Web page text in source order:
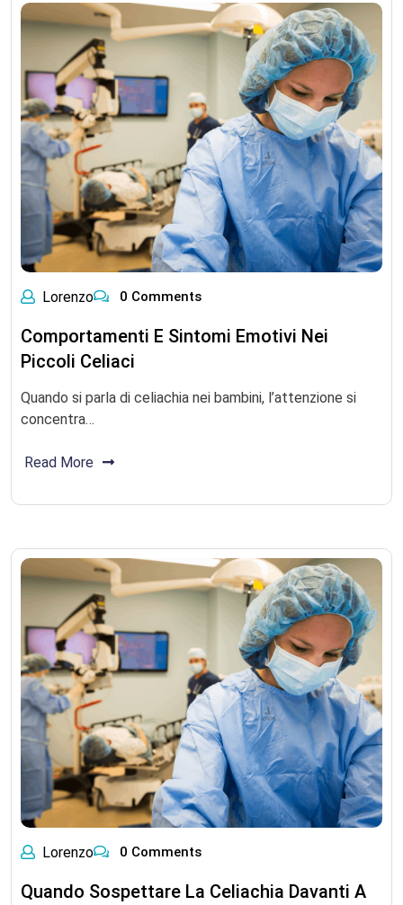
Lorenzo 0 Comments
Comportamenti E Sintomi Emotivi Nei
Piccoli Celiaci
Quando si parla di celiachia nei bambini, l’attenzione si
concentra…
Read More
Lorenzo 0 Comments
Quando Sospettare La Celiachia Davanti A